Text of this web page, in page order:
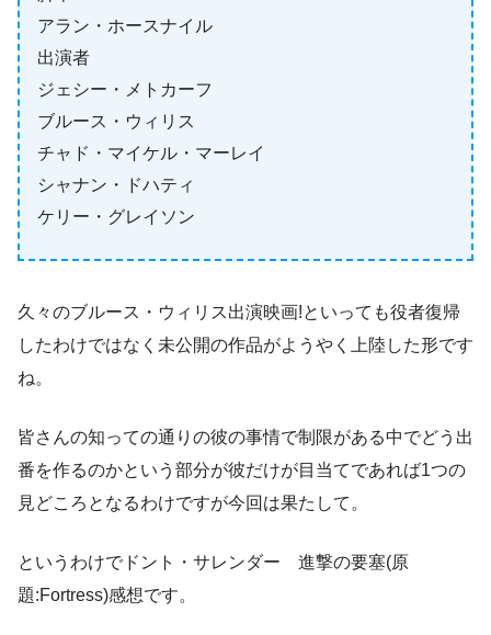
アラン・ホースナイル
出演者
ジェシー・メトカーフ
ブルース・ウィリス
チャド・マイケル・マーレイ
シャナン・ドハティ
ケリー・グレイソン
久々のブルース・ウィリス出演映画!といっても役者復帰
したわけではなく未公開の作品がようやく上陸した形です
ね。
皆さんの知っての通りの彼の事情で制限がある中でどう出
番を作るのかという部分が彼だけが目当てであれば1つの
見どころとなるわけですが今回は果たして。
というわけでドント・サレンダー 進撃の要塞(原
題:Fortress)感想です。